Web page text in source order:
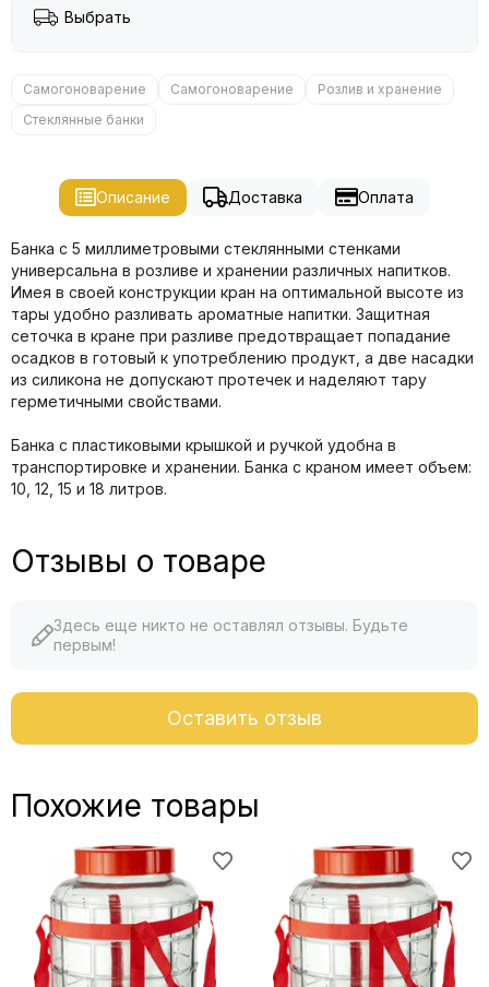
Выбрать
Самогоноварение Самогоноварение
Розлив и хранение
Стеклянные банки
Описание Доставка Оплата
Банка с 5 миллиметровыми стеклянными стенками
универсальна в розливе и хранении различных напитков.
Имея в своей конструкции кран на оптимальной высоте из
тары удобно разливать ароматные напитки. Защитная
сеточка в кране при разливе предотвращает попадание
осадков в готовый к употреблению продукт, а две насадки
из силикона не допускают протечек и наделяют тару
герметичными свойствами.
Банка с пластиковыми крышкой и ручкой удобна в
транспортировке и хранении. Банка с краном имеет объем:
10, 12, 15 и 18 литров.
Отзывы о товаре
Здесь еще никто не оставлял отзывы. Будьте
первым!
Оставить отзыв
Похожие товары